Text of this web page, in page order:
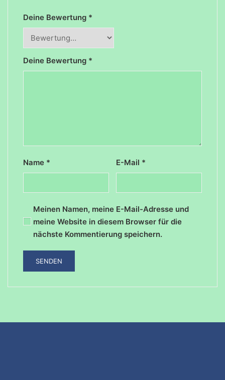
Deine Bewertung *
Deine Bewertung *
Name * E-Mail *
Meinen Namen, meine E-Mail-Adresse und
meine Website in diesem Browser für die
nächste Kommentierung speichern.